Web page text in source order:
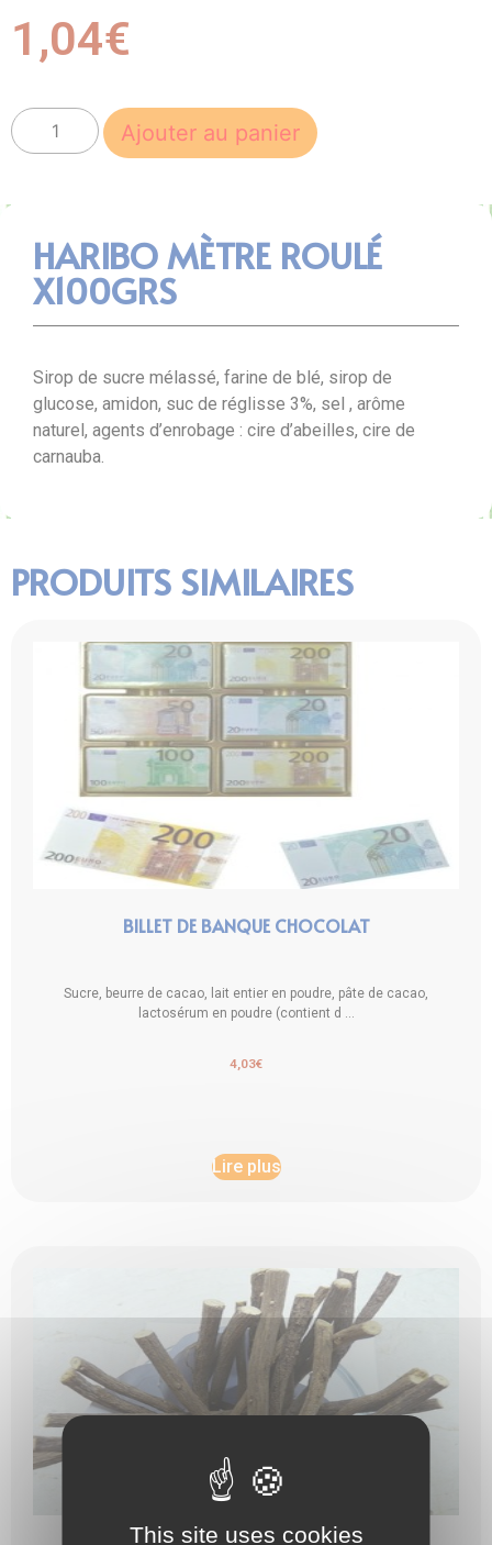
1,04€
Ajouter au panier
HARIBO MÈTRE ROULÉ
X100GRS
Sirop de sucre mélassé, farine de blé, sirop de
glucose, amidon, suc de réglisse 3%, sel , arôme
naturel, agents d’enrobage : cire d’abeilles, cire de
carnauba.
PRODUITS SIMILAIRES
BILLET DE BANQUE CHOCOLAT
Sucre, beurre de cacao, lait entier en poudre, pâte de cacao,
lactosérum en poudre (contient d ...
4,03€
Lire plus
This site uses cookies